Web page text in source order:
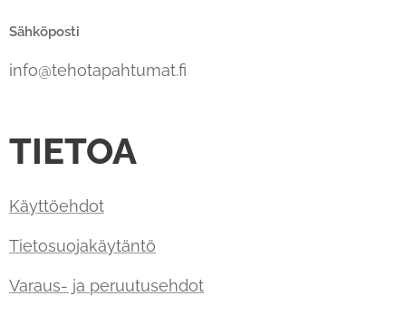
Sähköposti
info@tehotapahtumat.fi
TIETOA
Käyttöehdot
Tietosuojakäytäntö
Varaus- ja peruutusehdot